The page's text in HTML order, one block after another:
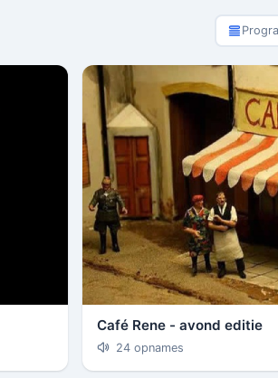
Café Rene - avond editie
24 opnames